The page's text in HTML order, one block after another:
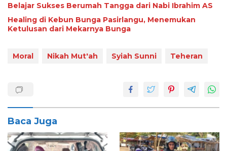
Belajar Sukses Berumah Tangga dari Nabi Ibrahim AS
Healing di Kebun Bunga Pasirlangu, Menemukan
Ketulusan dari Mekarnya Bunga
Moral Nikah Mut'ah Syiah Sunni Teheran
Baca Juga